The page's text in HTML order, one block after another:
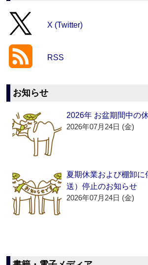
X (Twitter)
RSS
お知らせ
2026年 お盆期間中の
2026年07月24日 (金)
夏期休業および棚卸に
送）停止のお知らせ
2026年07月24日 (金)